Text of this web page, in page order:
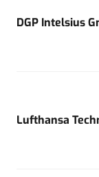
DGP Intelsius
Lufthansa